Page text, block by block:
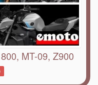
MT-09, Z900